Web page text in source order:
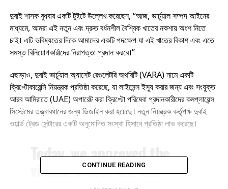
দুবাই শাসক বুধবার একটি টুইটে উল্লেখ করেছেন, “আজ, ভার্চুয়াল সম্পদ আইনের
মাধ্যমে, আমরা এই নতুন এবং দ্রুত বর্ধনশীল বৈশ্বিক খাতের নকশায় অংশ নিতে
চাই। এটি ভবিষ্যতের দিকে আমাদের একটি পদক্ষেপ যা এই খাতের বিকাশ এবং এতে
সমস্ত বিনিয়োগকারীদের নিরাপত্তা প্রদান করবে।”
এছাড়াও, দুবাই ভার্চুয়াল অ্যাসেট রেগুলেটরি অথরিটি (VARA) নামে একটি
ক্রিপ্টোকারেন্সি নিয়ন্ত্রক প্রতিষ্ঠা করেছে, যা লাইসেন্স ইস্যু করার জন্য এবং সংযুক্ত
আরব আমিরাতে (UAE) অপারেট করা ক্রিপ্টো পরিষেবা প্রদানকারীদের কমপ্লায়েন্স
সিস্টেমের তত্ত্বাবধানের জন্য ডিজাইন করা হয়েছে। নতুন নিয়ন্ত্রক কর্তৃপক্ষ দুবাই
ওয়ার্ল্ড ট্রেড সেন্টারের একটি অনুমোদিত সংস্থা হিসাবে প্রতিষ্ঠা লাভ করেছে।
Today, we approved the
virtual assets law and
CONTINUE READING